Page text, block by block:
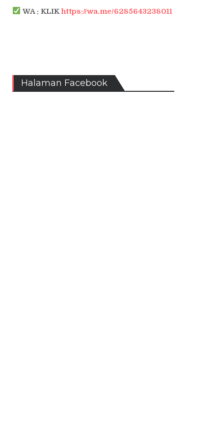
WA : KLIKhttps://wa.me/6285643238011
Halaman Facebook